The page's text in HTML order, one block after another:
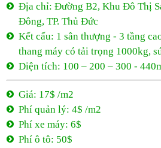
Địa chỉ: Đường B2, Khu Đô Thị
Đông, TP. Thủ Đức
Kết cấu: 1 sân thượng - 3 tầng
thang máy có tải trọng 1000kg,
Diện tích: 100 – 200 – 300 -
Giá: 17$ /m2
Phí quản lý: 4$ /m2
Phí xe máy: 6$
Phí ô tô: 50$